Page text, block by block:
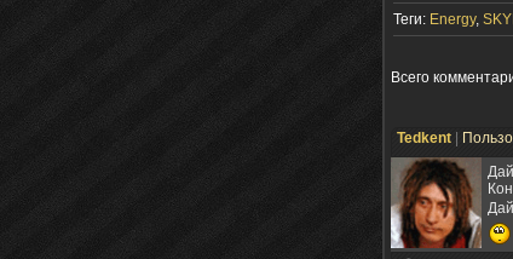
Теги: Energy,
Всего
Tedkent